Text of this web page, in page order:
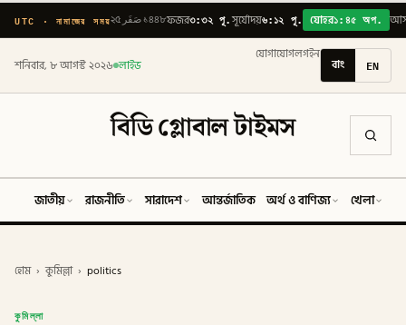
UTC · নামাজের সময় ২৫ صَفَر ১৪৪৮ফজর৩:৩২ পূ.সূর্যোদয়৬:১২ পূ. যোহর১:৪৫ অপ.
শনিবার, ৮ আগস্ট ২০২৬ লাইভ
যোগাযোগলগইন
বাং EN
বিডি গ্লোবাল টাইমস
জাতীয় রাজনীতি সারাদেশ আন্তর্জাতিক অর্থ ও বাণিজ্য খেলা
হোম › কুমিল্লা › politics
কুমিল্লা